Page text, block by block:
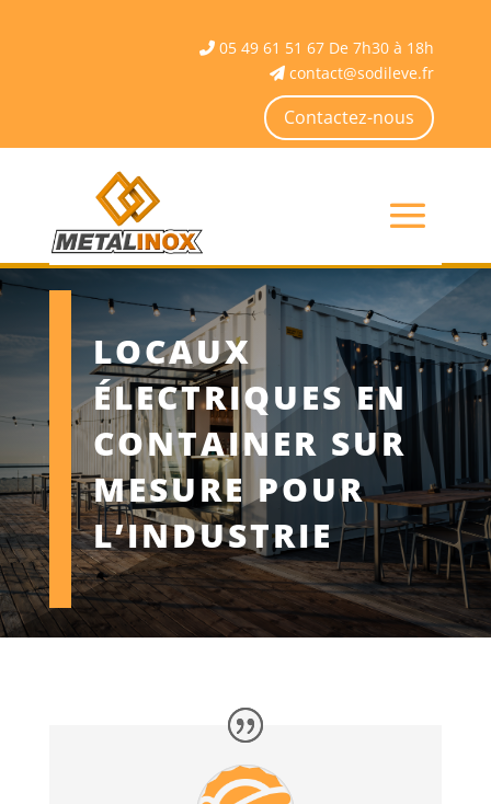
05 49 61 51 67 De 7h30 à 18h
contact@sodileve.fr
Contactez-nous
LOCAUX
ÉLECTRIQUES EN
CONTAINER SUR
MESURE POUR
L’INDUSTRIE